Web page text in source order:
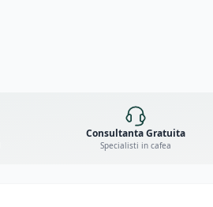
Consultanta Gratuita
Specialisti in cafea